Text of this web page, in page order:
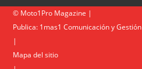
© Moto1Pro Magazine |
Publica: 1mas1 Comunicación y Gestión
|
Mapa del sitio